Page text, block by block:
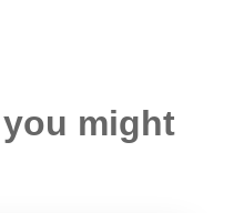
might